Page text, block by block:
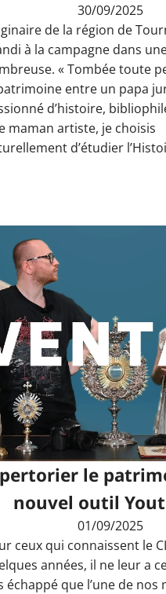
30/09/2025
de la région de
à la campagne dans
« Tombée toute
entre un papa
d’histoire,
maman artiste, je choisis
d’étudier
le
nouvel outil
01/09/2025
ceux qui connaissent le
années, il ne leur a
échappé que l’une de nos